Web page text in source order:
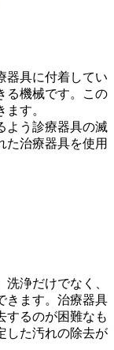
器具に付着してい
る機械です。この
す。
よう診療器具の滅
た治療器具を使用
浄だけでなく、
きます。治療器具
するのが困難なも
した汚れの除去が